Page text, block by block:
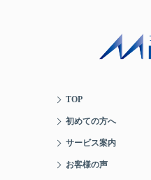
TOP
初めての方へ
サービス案内
お客様の声